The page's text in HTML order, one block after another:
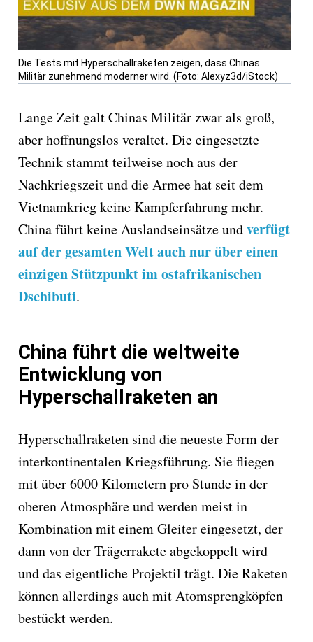
Die Tests mit Hyperschallraketen zeigen, dass Chinas
Militär zunehmend moderner wird. (Foto: Alexyz3d/iStock)
Lange Zeit galt Chinas Militär zwar als groß,
aber hoffnungslos veraltet. Die eingesetzte
Technik stammt teilweise noch aus der
Nachkriegszeit und die Armee hat seit dem
Vietnamkrieg keine Kampferfahrung mehr.
China führt keine Auslandseinsätze undverfügt
auf der gesamten Welt auch nur über einen
einzigen Stützpunkt im ostafrikanischen
Dschibuti.
China führt die weltweite
Entwicklung von
Hyperschallraketen an
Hyperschallraketen sind die neueste Form der
interkontinentalen Kriegsführung. Sie fliegen
mit über 6000 Kilometern pro Stunde in der
oberen Atmosphäre und werden meist in
Kombination mit einem Gleiter eingesetzt, der
dann von der Trägerrakete abgekoppelt wird
und das eigentliche Projektil trägt. Die Raketen
können allerdings auch mit Atomsprengköpfen
bestückt werden.